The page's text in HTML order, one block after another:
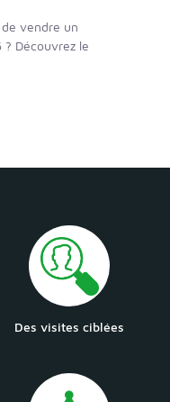
vendre un
Découvrez le
Des visites ciblées